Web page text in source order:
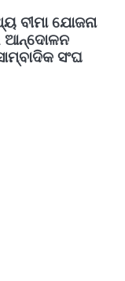
ବୀମା ଯୋଜନା
ଆନ୍ଦୋଳନ
ସଂଘ